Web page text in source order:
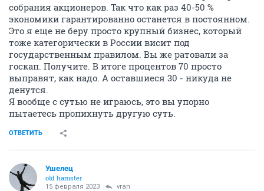
собрания акционеров. Так что как раз 40-50 %
экономики гарантированно останется в постоянном.
Это я еще не беру просто крупный бизнес, который
тоже категорически в России висит под
государственным правилом. Вы же ратовали за
госкап. Получите. В итоге процентов 70 просто
выправят, как надо. А оставшиеся 30 - никуда не
денутся.
Я вообще с сутью не играюсь, это вы упорно
пытаетесь пропихнуть другую суть.
ОТВЕТИТЬ
Ушелец
old hamster
15 февраля 2023 vran